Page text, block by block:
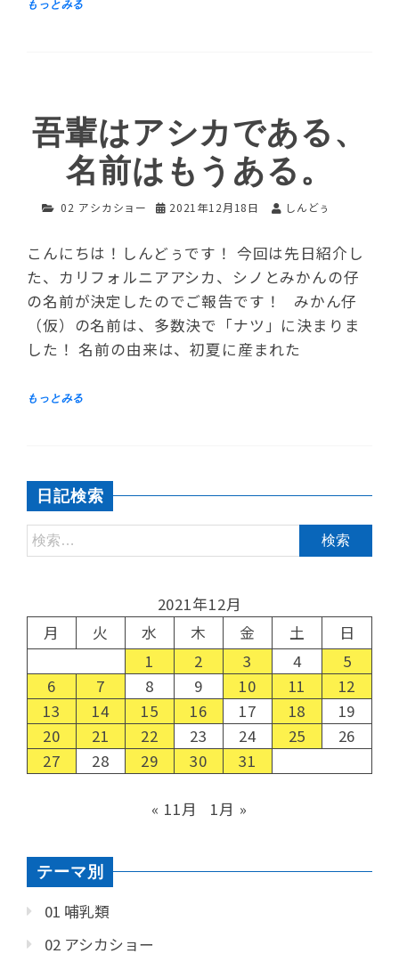
吾輩はアシカである、
名前はもうある。
02 アシカショー 2021年12月18日 しんどぅ
こんにちは！しんどぅです！ 今回は先日紹介し
た、カリフォルニアアシカ、シノとみかんの仔
の名前が決定したのでご報告です！ みかん仔
（仮）の名前は、多数決で「ナツ」に決まりま
した！ 名前の由来は、初夏に産まれた
日記検索
2021年12月
月
火 水 木 金 土
日
1
2 3 4
5
6
7 8 9 10 11
12
13
14 15 16 17 18
19
20
21 22 23 24 25
26
27
28 29 30 31
« 11月 1月 »
テーマ別
01 哺乳類
02 アシカショー